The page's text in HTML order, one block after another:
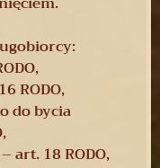
RODO,
do bycia
art. 18 RODO,